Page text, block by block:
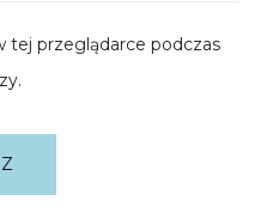
tej przeglądarce podczas